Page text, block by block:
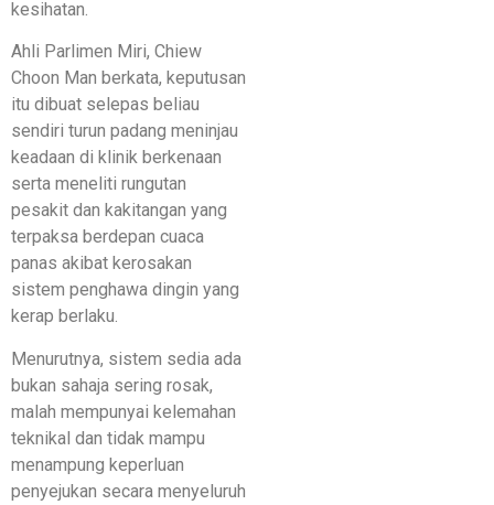
kesihatan.
Ahli Parlimen Miri, Chiew
Choon Man berkata, keputusan
itu dibuat selepas beliau
sendiri turun padang meninjau
keadaan di klinik berkenaan
serta meneliti rungutan
pesakit dan kakitangan yang
terpaksa berdepan cuaca
panas akibat kerosakan
sistem penghawa dingin yang
kerap berlaku.
Menurutnya, sistem sedia ada
bukan sahaja sering rosak,
malah mempunyai kelemahan
teknikal dan tidak mampu
menampung keperluan
penyejukan secara menyeluruh